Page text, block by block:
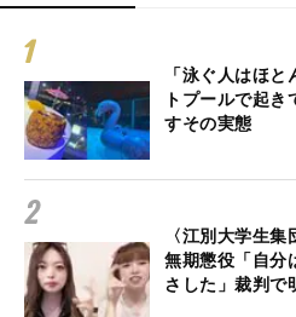
「泳ぐ人はほ
トプールで起
すその実態
〈江別大学生
無期懲役「自分
さした」裁判で